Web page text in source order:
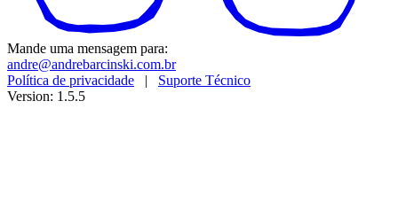
Mande uma mensagem para:
andre@andrebarcinski.com.br
Política de privacidade | Suporte Técnico
Version: 1.5.5